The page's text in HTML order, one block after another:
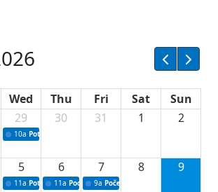
Wed Thu Fri Sat
Sun
29
10a Potpisivanje ugovora sa neprofitnim
30 31 1 2
5
11a Potpisivanje ugovora o stipendijama za
6
11a Podrška razvoju vodne infrastrukture u
7
9a Početak izgradnje nove
8 9